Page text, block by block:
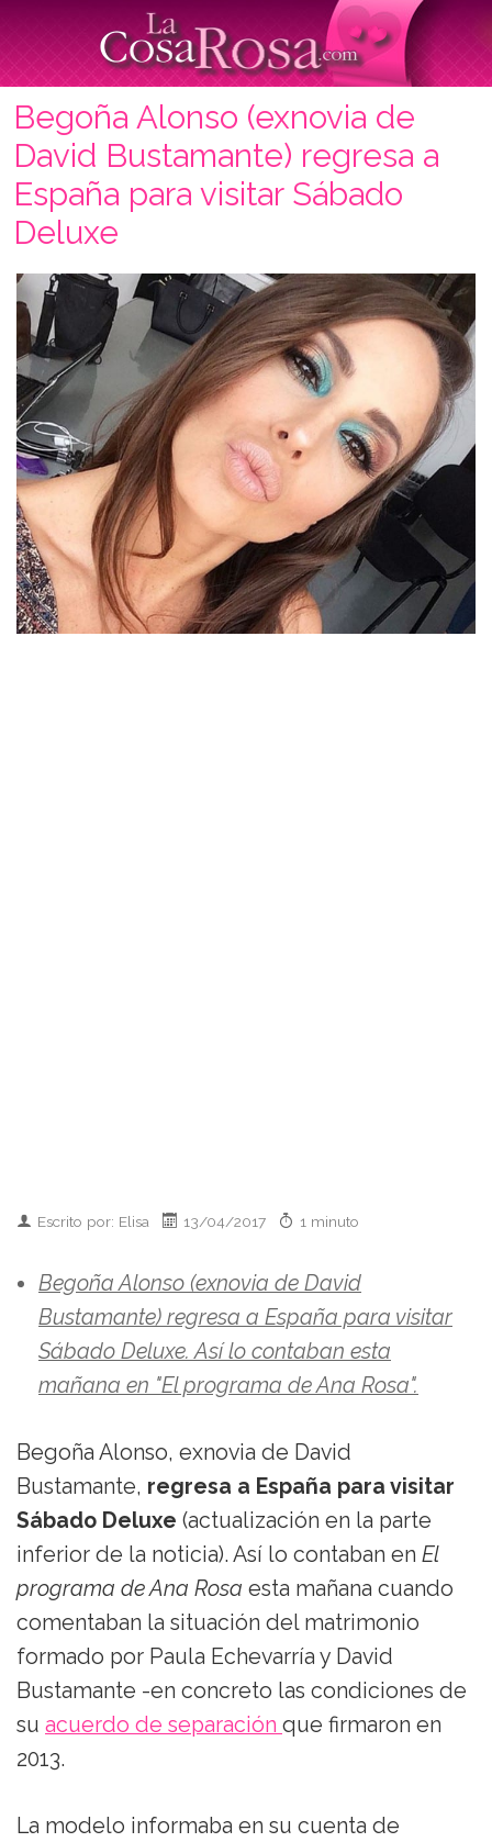
Begoña Alonso (exnovia de
David Bustamante) regresa a
España para visitar Sábado
Deluxe
Escrito por: Elisa 13/04/2017 1 minuto
Begoña Alonso (exnovia de David
Bustamante) regresa a España para visitar
Sábado Deluxe. Así lo contaban esta
mañana en "El programa de Ana Rosa".
Begoña Alonso, exnovia de David
Bustamante, regresa a España para visitar
Sábado Deluxe (actualización en la parte
inferior de la noticia). Así lo contaban en El
programa de Ana Rosa esta mañana cuando
comentaban la situación del matrimonio
formado por Paula Echevarría y David
Bustamante -en concreto las condiciones de
su acuerdo de separación que firmaron en
2013.
La modelo informaba en su cuenta de